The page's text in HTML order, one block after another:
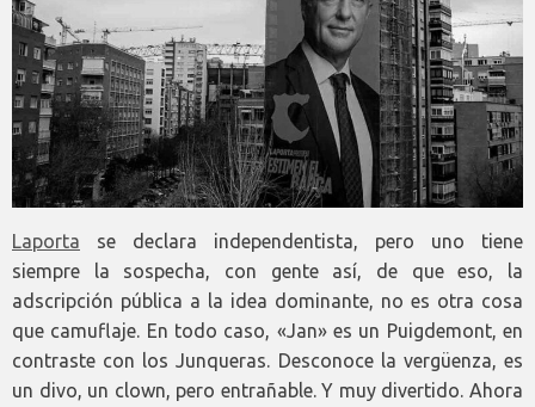
Laporta se declara independentista, pero uno tiene
siempre la sospecha, con gente así, de que eso, la
adscripción pública a la idea dominante, no es otra cosa
que camuflaje. En todo caso, «Jan» es un Puigdemont, en
contraste con los Junqueras. Desconoce la vergüenza, es
un divo, un clown, pero entrañable. Y muy divertido. Ahora